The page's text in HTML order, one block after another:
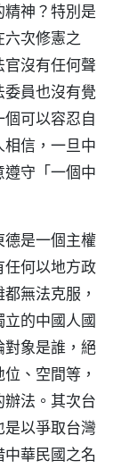
神？特別是
次修憲之
沒有任何聲
委員也沒有覺
可以容忍自
信，一旦中
守「一個中
德是一個主權
何以地方政
無法克服，
的中國人國
對象是誰，絕
、空間等，
法。其次台
以爭取台灣
華民國之名